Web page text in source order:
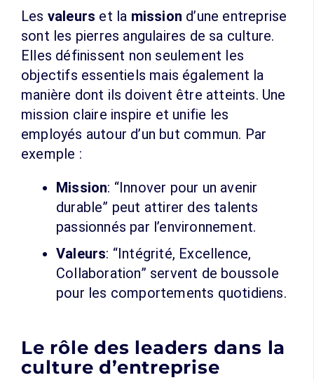
Les valeurs et la mission d’une entreprise
sont les pierres angulaires de sa culture.
Elles définissent non seulement les
objectifs essentiels mais également la
manière dont ils doivent être atteints. Une
mission claire inspire et unifie les
employés autour d’un but commun. Par
exemple :
Mission: “Innover pour un avenir
durable” peut attirer des talents
passionnés par l’environnement.
Valeurs: “Intégrité, Excellence,
Collaboration” servent de boussole
pour les comportements quotidiens.
Le rôle des leaders dans la
culture d’entreprise